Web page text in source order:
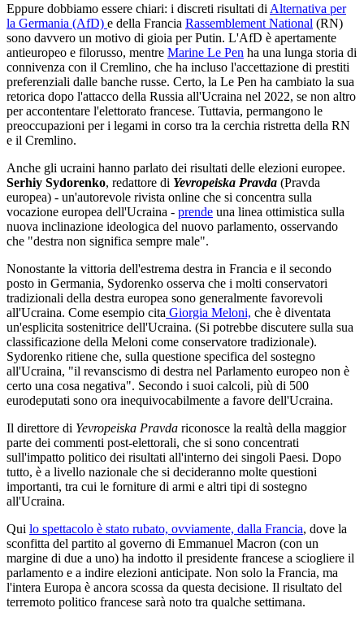
Eppure dobbiamo essere chiari: i discreti risultati di Alternativa per
la Germania (AfD) e della Francia Rassemblement National (RN)
sono davvero un motivo di gioia per Putin. L'AfD è apertamente
antieuropeo e filorusso, mentre Marine Le Pen ha una lunga storia di
connivenza con il Cremlino, che ha incluso l'accettazione di prestiti
preferenziali dalle banche russe. Certo, la Le Pen ha cambiato la sua
retorica dopo l'attacco della Russia all'Ucraina nel 2022, se non altro
per accontentare l'elettorato francese. Tuttavia, permangono le
preoccupazioni per i legami in corso tra la cerchia ristretta della RN
e il Cremlino.
Anche gli ucraini hanno parlato dei risultati delle elezioni europee.
Serhiy Sydorenko, redattore di Yevropeiska Pravda (Pravda
europea) - un'autorevole rivista online che si concentra sulla
vocazione europea dell'Ucraina - prende una linea ottimistica sulla
nuova inclinazione ideologica del nuovo parlamento, osservando
che "destra non significa sempre male".
Nonostante la vittoria dell'estrema destra in Francia e il secondo
posto in Germania, Sydorenko osserva che i molti conservatori
tradizionali della destra europea sono generalmente favorevoli
all'Ucraina. Come esempio cita Giorgia Meloni, che è diventata
un'esplicita sostenitrice dell'Ucraina. (Si potrebbe discutere sulla sua
classificazione della Meloni come conservatore tradizionale).
Sydorenko ritiene che, sulla questione specifica del sostegno
all'Ucraina, "il revanscismo di destra nel Parlamento europeo non è
certo una cosa negativa". Secondo i suoi calcoli, più di 500
eurodeputati sono ora inequivocabilmente a favore dell'Ucraina.
Il direttore di Yevropeiska Pravda riconosce la realtà della maggior
parte dei commenti post-elettorali, che si sono concentrati
sull'impatto politico dei risultati all'interno dei singoli Paesi. Dopo
tutto, è a livello nazionale che si decideranno molte questioni
importanti, tra cui le forniture di armi e altri tipi di sostegno
all'Ucraina.
Qui lo spettacolo è stato rubato, ovviamente, dalla Francia, dove la
sconfitta del partito al governo di Emmanuel Macron (con un
margine di due a uno) ha indotto il presidente francese a sciogliere il
parlamento e a indire elezioni anticipate. Non solo la Francia, ma
l'intera Europa è ancora scossa da questa decisione. Il risultato del
terremoto politico francese sarà noto tra qualche settimana.